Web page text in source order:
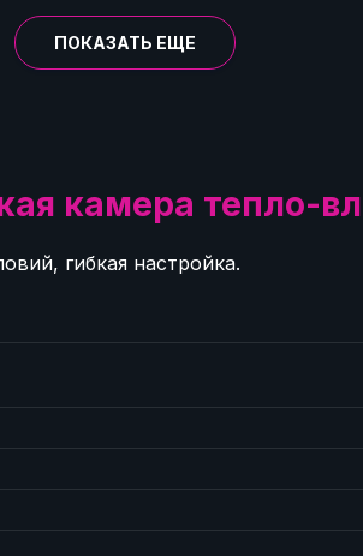
ПОКАЗАТЬ ЕЩЕ
камера тепло-
гибкая настройка.